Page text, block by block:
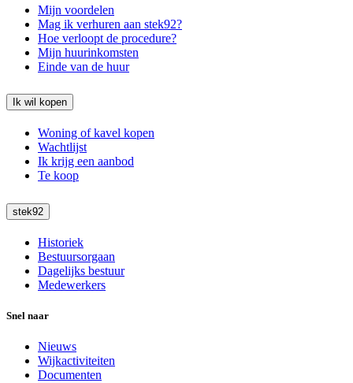
Mijn voordelen
Mag ik verhuren aan stek92?
Hoe verloopt de procedure?
Mijn huurinkomsten
Einde van de huur
Ik wil kopen
Woning of kavel kopen
Wachtlijst
Ik krijg een aanbod
Te koop
stek92
Historiek
Bestuursorgaan
Dagelijks bestuur
Medewerkers
Snel naar
Nieuws
Wijkactiviteiten
Documenten